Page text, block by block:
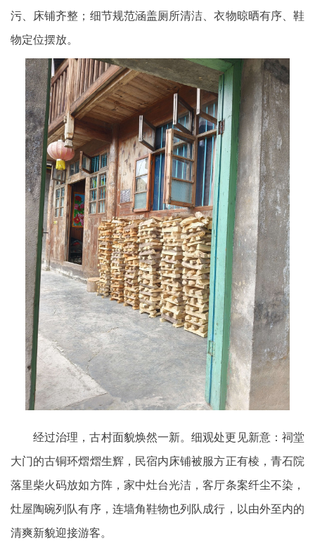
污、床铺齐整；细节规范涵盖厕所清洁、衣物晾晒有序、鞋
物定位摆放。
经过治理，古村面貌焕然一新。细观处更见新意：祠堂
大门的古铜环熠熠生辉，民宿内床铺被服方正有棱，青石院
落里柴火码放如方阵，家中灶台光洁，客厅条案纤尘不染，
灶屋陶碗列队有序，连墙角鞋物也列队成行，以由外至内的
清爽新貌迎接游客。